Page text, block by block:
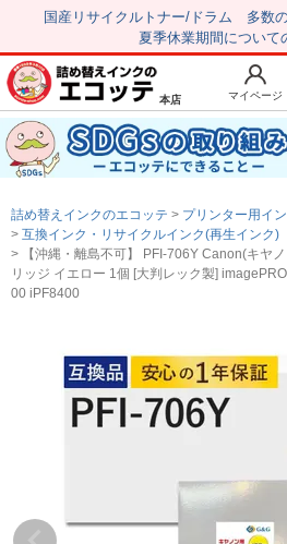
国産リサイクルトナー/ドラム 多数
夏季休業期間について
新規会員登録
トップページ
注文履歴
はじめての方へ
初心者用セット
キャノンインク
エプソンインク
互換インクボトル
本店 マイページ
詰め替えインクのエコッテ プリンター用イ
互換インク・リサイクルインク(再生インク)
【沖縄・離島不可】 PFI-706Y Canon(キヤ
リッジ イエロー 1個 [大判レック製]
00 iPF8400